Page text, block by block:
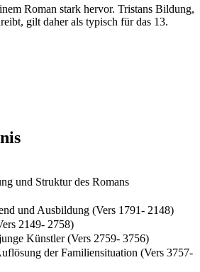
Roman stark hervor. Tristans Bildung,
gilt daher als typisch für das 13.
und Struktur des Romans
und Ausbildung (Vers 1791- 2148)
2149- 2758)
Künstler (Vers 2759- 3756)
der Familiensituation (Vers 3757-